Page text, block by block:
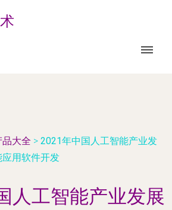
品大全 > 2021年中国人工智能产业发
用软件开发
人工智能产业发展